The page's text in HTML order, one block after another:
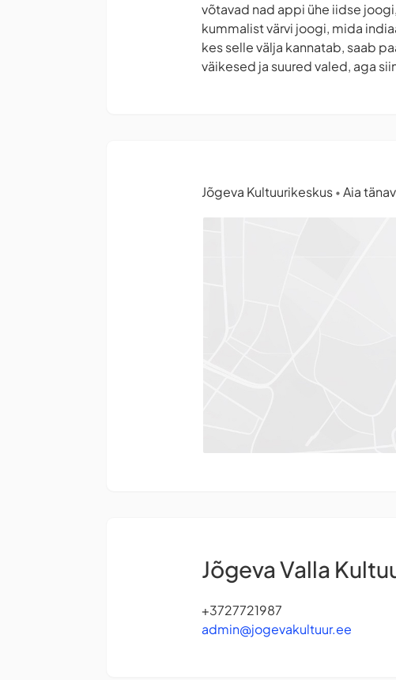
võtavad nad appi ühe iidse
kummalist värvi joogi, mida
kes selle välja kannatab, saab
väikesed ja suured valed, aga
Jõgeva Kultuurikeskus • Aia
Jõgeva Valla
+3727721987
admin@jogevakultuur.ee